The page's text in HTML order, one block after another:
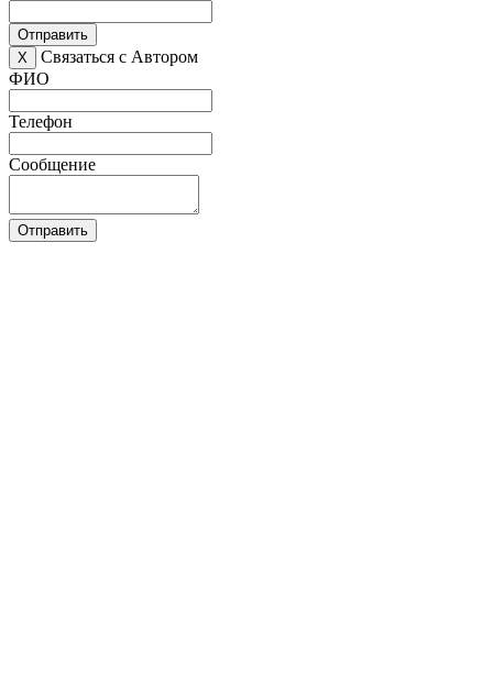
Отправить
X
Связаться с Автором
ФИО
Телефон
Сообщение
Отправить